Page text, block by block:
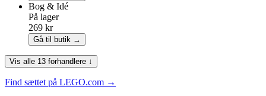
Bog & Idé
På lager
269 kr
Gå til butik →
Vis alle 13 forhandlere ↓
Find sættet på LEGO.com →